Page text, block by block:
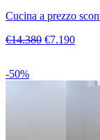
Cucina a prezzo
€14.380 €7.190
-50%